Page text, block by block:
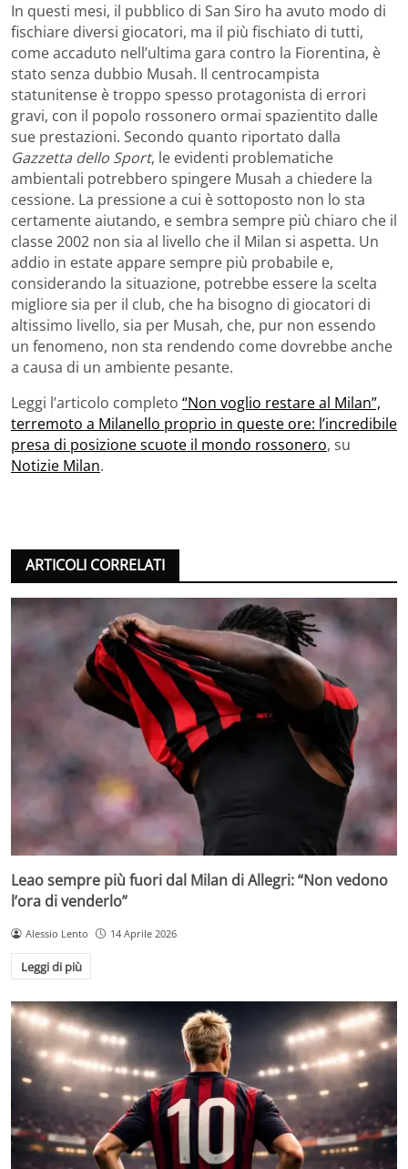
In questi mesi, il pubblico di San Siro ha avuto modo di
fischiare diversi giocatori, ma il più fischiato di tutti,
come accaduto nell’ultima gara contro la Fiorentina, è
stato senza dubbio Musah. Il centrocampista
statunitense è troppo spesso protagonista di errori
gravi, con il popolo rossonero ormai spazientito dalle
sue prestazioni. Secondo quanto riportato dalla
Gazzetta dello Sport, le evidenti problematiche
ambientali potrebbero spingere Musah a chiedere la
cessione. La pressione a cui è sottoposto non lo sta
certamente aiutando, e sembra sempre più chiaro che il
classe 2002 non sia al livello che il Milan si aspetta. Un
addio in estate appare sempre più probabile e,
considerando la situazione, potrebbe essere la scelta
migliore sia per il club, che ha bisogno di giocatori di
altissimo livello, sia per Musah, che, pur non essendo
un fenomeno, non sta rendendo come dovrebbe anche
a causa di un ambiente pesante.
Leggi l’articolo completo “Non voglio restare al Milan”,
terremoto a Milanello proprio in queste ore: l’incredibile
presa di posizione scuote il mondo rossonero, su
Notizie Milan.
ARTICOLI CORRELATI
Leao sempre più fuori dal Milan di Allegri: “Non vedono
l’ora di venderlo”
Alessio Lento 14 Aprile 2026
Leggi di più